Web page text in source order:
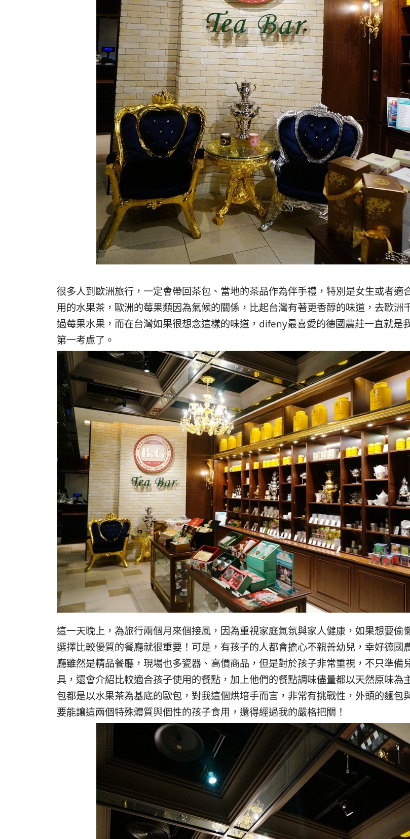
很多人到歐洲旅行，一定會帶回茶包、當地的茶品作為伴手禮，特別是女生或者適
用的水果茶，歐洲的莓果類因為氣候的關係，比起台灣有著更香醇的味道，去歐洲
過莓果水果，而在台灣如果很想念這樣的味道，difeny最喜愛的德國農莊一直就是
第一考慮了。
這一天晚上，為旅行兩個月來個接風，因為重視家庭氣氛與家人健康，如果想要偷
選擇比較優質的餐廳就很重要！可是，有孩子的人都會擔心不親善幼兒，幸好德國
廳雖然是精品餐廳，現場也多瓷器、高價商品，但是對於孩子非常重視，不只準備
具，還會介紹比較適合孩子使用的餐點，加上他們的餐點調味儘量都以天然原味為
包都是以水果茶為基底的歐包，對我這個烘培手而言，非常有挑戰性，外頭的麵包
要能讓這兩個特殊體質與個性的孩子食用，還得經過我的嚴格把關！